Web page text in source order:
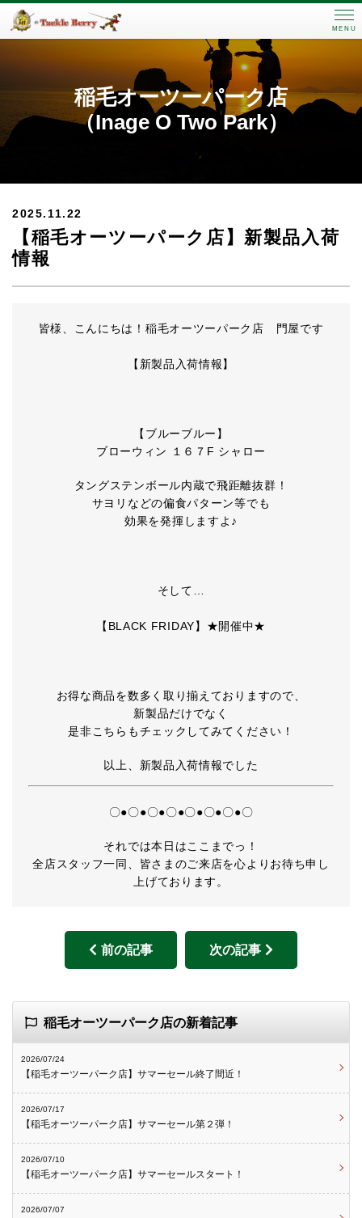
MENU
稲毛オーツーパーク店
（Inage O Two Park）
2025.11.22
【稲毛オーツーパーク店】新製品入荷
情報
皆様、こんにちは！稲毛オーツーパーク店 門屋です
【新製品入荷情報】
【ブルーブルー】
ブローウィン １６７F シャロー
タングステンボール内蔵で飛距離抜群！
サヨリなどの偏食パターン等でも
効果を発揮しますよ♪
そして…
【BLACK FRIDAY】★開催中★
お得な商品を数多く取り揃えておりますので、
新製品だけでなく
是非こちらもチェックしてみてください！
以上、新製品入荷情報でした
〇●〇●〇●〇●〇●〇●〇●〇
それでは本日はここまでっ！
全店スタッフ一同、皆さまのご来店を心よりお待ち申し
上げております。
前の記事 次の記事
稲毛オーツーパーク店の新着記事
2026/07/24
【稲毛オーツーパーク店】サマーセール終了間近！
2026/07/17
【稲毛オーツーパーク店】サマーセール第２弾！
2026/07/10
【稲毛オーツーパーク店】サマーセールスタート！
2026/07/07